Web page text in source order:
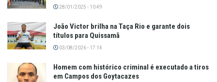
28/01/2025 - 10:49
João Victor brilha na Taça Rio e garante dois
títulos para Quissamã
03/08/2026 - 17:14
Homem com histórico criminal é executado a tiros
em Campos dos Goytacazes